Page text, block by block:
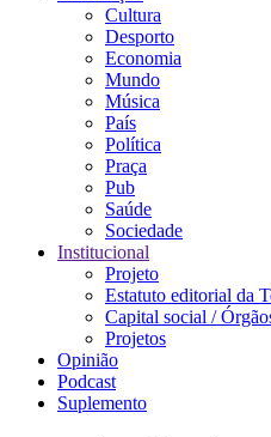
Cultura
Desporto
Economia
Mundo
Música
País
Política
Praça
Pub
Saúde
Sociedade
Institucional
Projeto
Estatuto editorial da
Capital social /
Projetos
Opinião
Podcast
Suplemento